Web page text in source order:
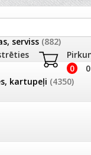
0
serviss (882)
kartupeļi (4350)
AKCIJAS
frēze + mulčieris +